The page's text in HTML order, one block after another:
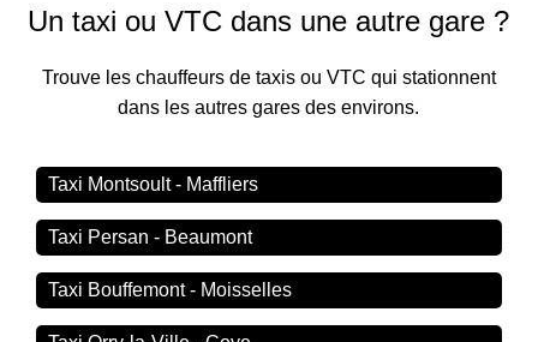
Un taxi ou VTC dans une autre gare ?
Trouve les chauffeurs de taxis ou VTC qui stationnent
dans les autres gares des environs.
Taxi Montsoult - Maffliers
Taxi Persan - Beaumont
Taxi Bouffemont - Moisselles